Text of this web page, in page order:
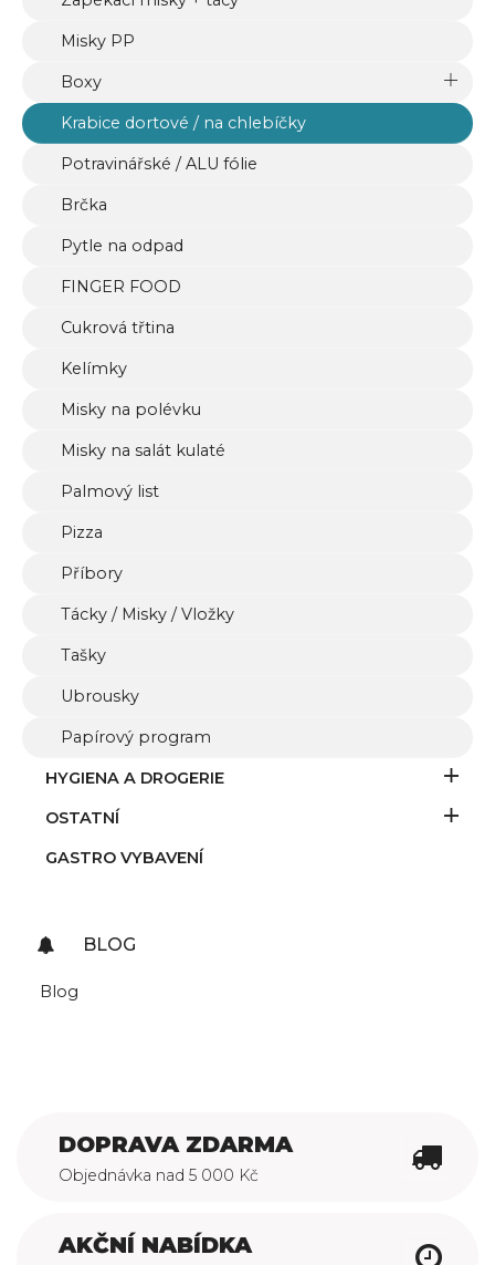
Misky PP
Boxy
Krabice dortové / na chlebíčky
Potravinářské / ALU fólie
Brčka
Pytle na odpad
FINGER FOOD
Cukrová třtina
Kelímky
Misky na polévku
Misky na salát kulaté
Palmový list
Pizza
Příbory
Tácky / Misky / Vložky
Tašky
Ubrousky
Papírový program
HYGIENA A DROGERIE
OSTATNÍ
GASTRO VYBAVENÍ
BLOG
Blog
DOPRAVA ZDARMA
Objednávka nad 5 000 Kč
AKČNÍ NABÍDKA